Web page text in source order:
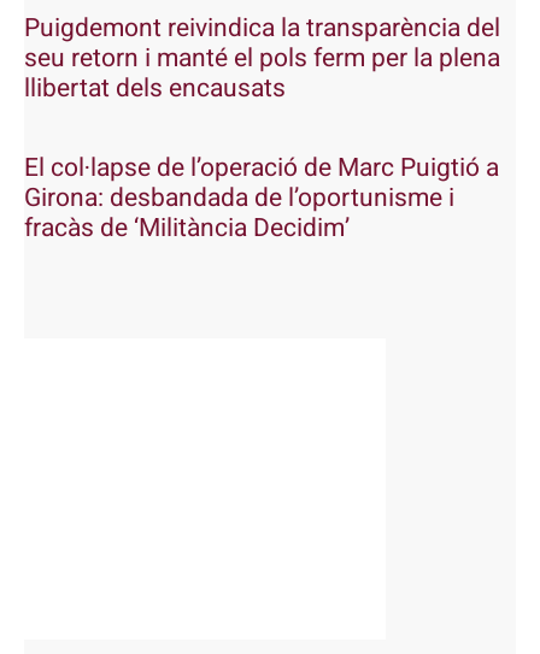
Puigdemont reivindica la transparència del
seu retorn i manté el pols ferm per la plena
llibertat dels encausats
El col·lapse de l’operació de Marc Puigtió a
Girona: desbandada de l’oportunisme i
fracàs de ‘Militància Decidim’